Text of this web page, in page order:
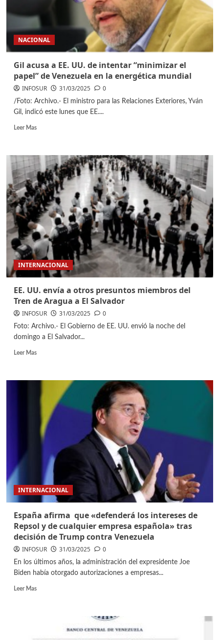
NACIONAL
Gil acusa a EE. UU. de intentar “minimizar el
papel” de Venezuela en la energética mundial
INFOSUR 31/03/2025 0
/Foto: Archivo.- El ministro para las Relaciones Exteriores, Yván
Gil, indicó este lunes que EE....
Leer Mas
INTERNACIONAL
EE. UU. envía a otros presuntos miembros del
Tren de Aragua a El Salvador
INFOSUR 31/03/2025 0
Foto: Archivo.- El Gobierno de EE. UU. envió la noche del
domingo a El Salvador...
Leer Mas
INTERNACIONAL
España afirma que «defenderá los intereses de
Repsol y de cualquier empresa española» tras
decisión de Trump contra Venezuela
INFOSUR 31/03/2025 0
En los últimos años, la administración del expresidente Joe
Biden había otorgado autorizaciones a empresas...
Leer Mas